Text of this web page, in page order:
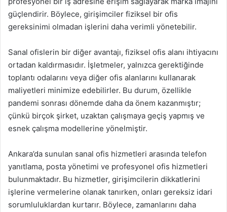
güçlendirir. Böylece, girişimciler fiziksel bir ofis
gereksinimi olmadan işlerini daha verimli yönetebilir.
Sanal ofislerin bir diğer avantajı, fiziksel ofis alanı ihtiyacını
ortadan kaldırmasıdır. İşletmeler, yalnızca gerektiğinde
toplantı odalarını veya diğer ofis alanlarını kullanarak
maliyetleri minimize edebilirler. Bu durum, özellikle
pandemi sonrası dönemde daha da önem kazanmıştır;
çünkü birçok şirket, uzaktan çalışmaya geçiş yapmış ve
esnek çalışma modellerine yönelmiştir.
Ankara’da sunulan sanal ofis hizmetleri arasında telefon
yanıtlama, posta yönetimi ve profesyonel ofis hizmetleri
bulunmaktadır. Bu hizmetler, girişimcilerin dikkatlerini
işlerine vermelerine olanak tanırken, onları gereksiz idari
sorumluluklardan kurtarır. Böylece, zamanlarını daha